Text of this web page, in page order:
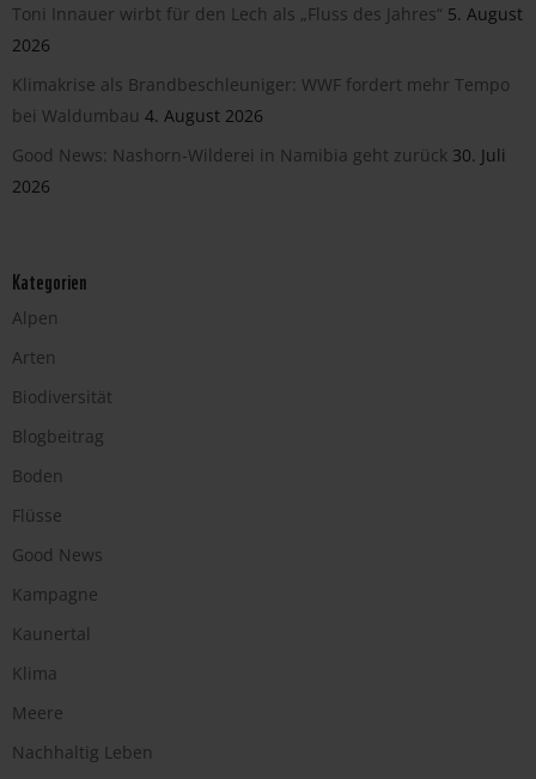
Toni Innauer wirbt für den Lech als „Fluss des Jahres“ 5. August
2026
Klimakrise als Brandbeschleuniger: WWF fordert mehr Tempo
bei Waldumbau 4. August 2026
Good News: Nashorn-Wilderei in Namibia geht zurück 30. Juli
2026
Kategorien
Alpen
Arten
Biodiversität
Blogbeitrag
Boden
Flüsse
Good News
Kampagne
Kaunertal
Klima
Meere
Nachhaltig Leben